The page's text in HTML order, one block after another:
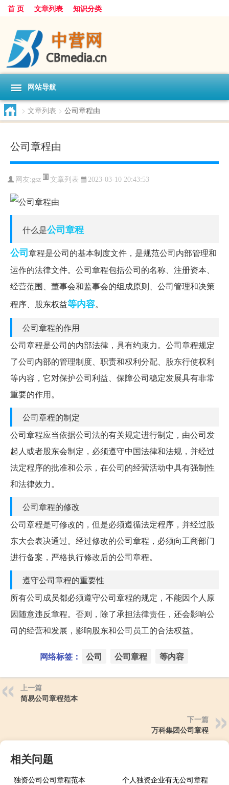
首 页 文章列表 知识分类
网站导航
> 文章列表 > 公司章程由
公司章程由
网友:gsz 文章列表 2023-03-10 20:43:53
什么是公司章程
公司章程是公司的基本制度文件，是规范公司内部管理和
运作的法律文件。公司章程包括公司的名称、注册资本、
经营范围、董事会和监事会的组成原则、公司管理和决策
程序、股东权益等内容。
公司章程的作用
公司章程是公司的内部法律，具有约束力。公司章程规定
了公司内部的管理制度、职责和权利分配、股东行使权利
等内容，它对保护公司利益、保障公司稳定发展具有非常
重要的作用。
公司章程的制定
公司章程应当依据公司法的有关规定进行制定，由公司发
起人或者股东会制定，必须遵守中国法律和法规，并经过
法定程序的批准和公示，在公司的经营活动中具有强制性
和法律效力。
公司章程的修改
公司章程是可修改的，但是必须遵循法定程序，并经过股
东大会表决通过。经过修改的公司章程，必须向工商部门
进行备案，严格执行修改后的公司章程。
遵守公司章程的重要性
所有公司成员都必须遵守公司章程的规定，不能因个人原
因随意违反章程。否则，除了承担法律责任，还会影响公
司的经营和发展，影响股东和公司员工的合法权益。
网络标签： 公司 公司章程 等内容
上一篇
简易公司章程范本
下一篇
万科集团公司章程
相关问题
独资公司公司章程范本
个人独资企业有无公司章程